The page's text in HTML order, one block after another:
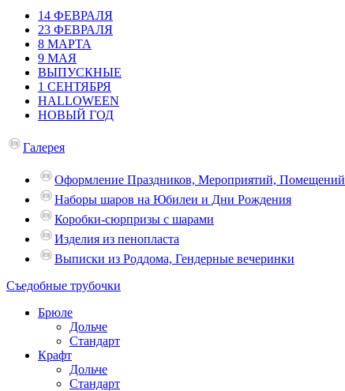
14 ФЕВРАЛЯ
23 ФЕВРАЛЯ
8 МАРТА
9 МАЯ
ВЫПУСКНЫЕ
1 СЕНТЯБРЯ
HALLOWEEN
НОВЫЙ ГОД
Галерея
Оформление Праздников, Мероприятий, Помещений
Наборы шаров на Юбилеи и Дни Рождения
Коробки-сюрпризы с шарами
Изделия из пенопласта
Выписки из Роддома, Гендерные вечеринки
Съедобные трубочки
Брюле
Дольче
Стандарт
Крафт
Дольче
Стандарт